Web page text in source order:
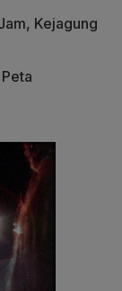
Kejagung